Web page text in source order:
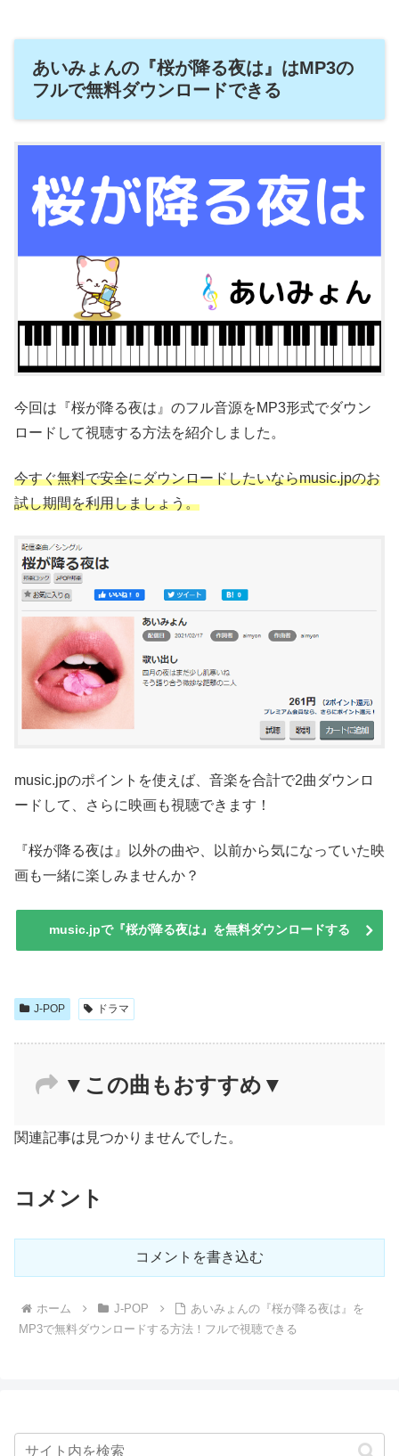
あいみょんの『桜が降る夜は』はMP3の
フルで無料ダウンロードできる
今回は『桜が降る夜は』のフル音源をMP3形式でダウン
ロードして視聴する方法を紹介しました。
今すぐ無料で安全にダウンロードしたいならmusic.jpのお
試し期間を利用しましょう。
music.jpのポイントを使えば、音楽を合計で2曲ダウンロ
ードして、さらに映画も視聴できます！
『桜が降る夜は』以外の曲や、以前から気になっていた映
画も一緒に楽しみませんか？
music.jpで『桜が降る夜は』を無料ダウンロードする
J-POP ドラマ
▼この曲もおすすめ▼
関連記事は見つかりませんでした。
コメント
コメントを書き込む
ホーム J-POP
あいみょんの『桜が降る夜は』を
MP3で無料ダウンロードする方法！フルで視聴できる